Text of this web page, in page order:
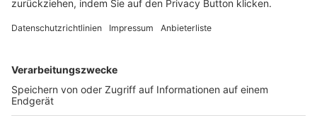
FOLGE DEM BFV
TOP-VEREINE